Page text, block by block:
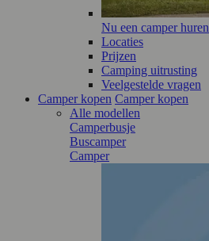
Nu een camper huren
Locaties
Prijzen
Camping uitrusting
Veelgestelde vragen
Camper kopen Camper kopen
Alle modellen
Camperbusje
Buscamper
Camper